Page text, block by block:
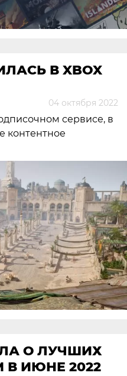
В XBOX
04 октября 2022
сервисе, в
контентное
О ЛУЧШИХ
В ИЮНЕ 2022